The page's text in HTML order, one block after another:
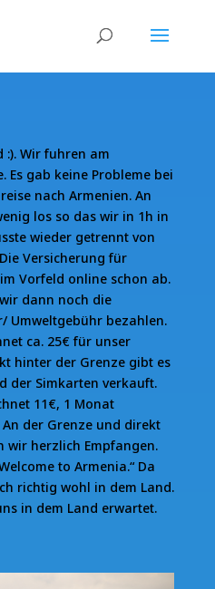
:). Wir fuhren am
Es gab keine Probleme bei
nach Armenien. An
los so das wir in 1h in
wieder getrennt von
Versicherung für
Vorfeld online schon ab.
dann noch die
Umweltgebühr bezahlen.
ca. 25€ für unser
hinter der Grenze gibt es
der Simkarten verkauft.
11€, 1 Monat
der Grenze und direkt
wir herzlich Empfangen.
to Armenia.“ Da
richtig wohl in dem Land.
in dem Land erwartet.